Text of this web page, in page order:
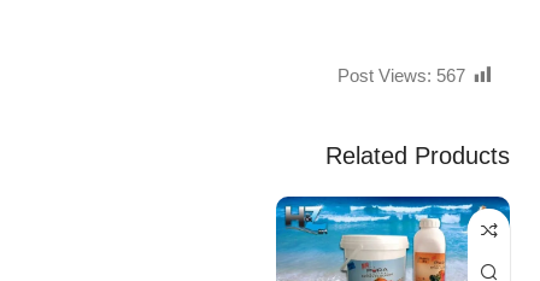
Post Views: 567
Related Products